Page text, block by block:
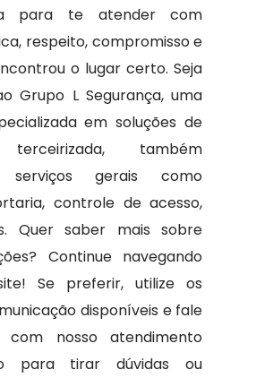
para te atender com
respeito, compromisso e
o lugar certo. Seja
Grupo L Segurança, uma
em soluções de
terceirizada, também
serviços gerais como
controle de acesso,
Quer saber mais sobre
Continue navegando
Se preferir, utilize os
disponíveis e fale
com nosso atendimento
para tirar dúvidas ou